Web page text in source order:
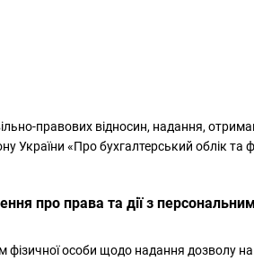
правових відносин, надання,
«Про бухгалтерський облік та
про права та дії з
особи щодо надання дозволу на